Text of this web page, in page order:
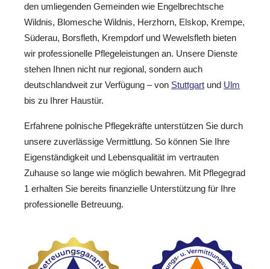
den umliegenden Gemeinden wie Engelbrechtsche
Wildnis, Blomesche Wildnis, Herzhorn, Elskop, Krempe,
Süderau, Borsfleth, Krempdorf und Wewelsfleth bieten
wir professionelle Pflegeleistungen an. Unsere Dienste
stehen Ihnen nicht nur regional, sondern auch
deutschlandweit zur Verfügung – von Stuttgart und Ulm
bis zu Ihrer Haustür.
Erfahrene polnische Pflegekräfte unterstützen Sie durch
unsere zuverlässige Vermittlung. So können Sie Ihre
Eigenständigkeit und Lebensqualität im vertrauten
Zuhause so lange wie möglich bewahren. Mit Pflegegrad
1 erhalten Sie bereits finanzielle Unterstützung für Ihre
professionelle Betreuung.